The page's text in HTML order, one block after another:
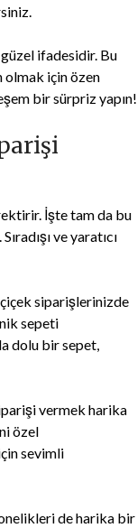
ifadesidir. Bu
olmak için özen
bir sürpriz yapın!
İşte tam da bu
ve yaratıcı
çiçek siparişlerinizde
sepeti
dolu bir sepet,
vermek harika
özel
sevimli
de harika bir